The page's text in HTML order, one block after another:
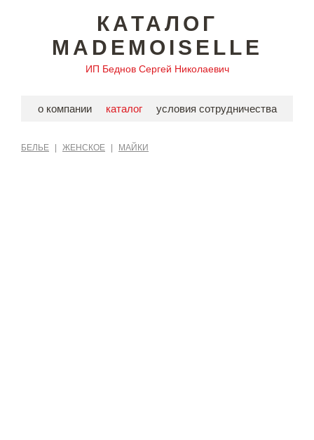
КАТАЛОГ
MADEMOISELLE
ИП Беднов Сергей Николаевич
о компании каталог условия сотрудничества
БЕЛЬЕ ЖЕНСКОЕ МАЙКИ